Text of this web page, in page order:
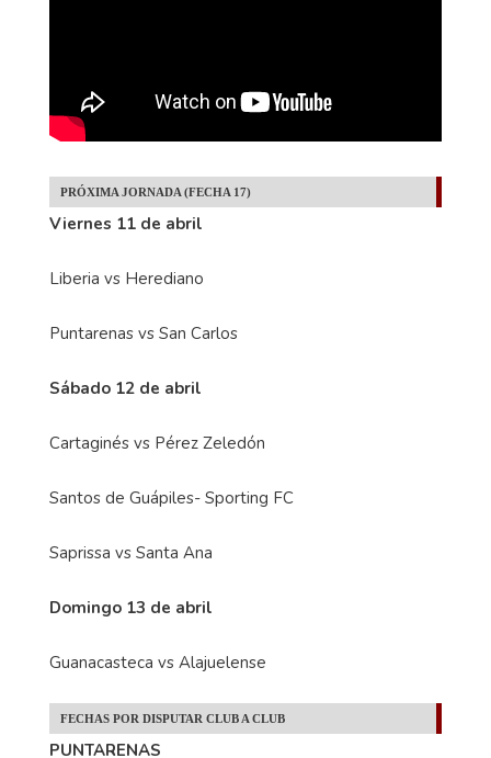
PRÓXIMA JORNADA (FECHA 17)
Viernes 11 de abril
Liberia vs Herediano
Puntarenas vs San Carlos
Sábado 12 de abril
Cartaginés vs Pérez Zeledón
Santos de Guápiles- Sporting FC
Saprissa vs Santa Ana
Domingo 13 de abril
Guanacasteca vs Alajuelense
FECHAS POR DISPUTAR CLUB A CLUB
PUNTARENAS